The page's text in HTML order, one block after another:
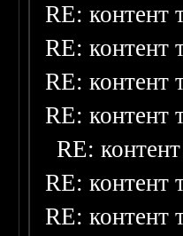
RE: контент
RE: контент
RE: контент
RE: контент
RE:
RE: контент
RE: контент